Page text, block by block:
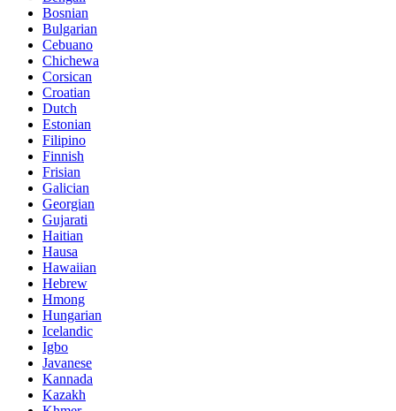
Bosnian
Bulgarian
Cebuano
Chichewa
Corsican
Croatian
Dutch
Estonian
Filipino
Finnish
Frisian
Galician
Georgian
Gujarati
Haitian
Hausa
Hawaiian
Hebrew
Hmong
Hungarian
Icelandic
Igbo
Javanese
Kannada
Kazakh